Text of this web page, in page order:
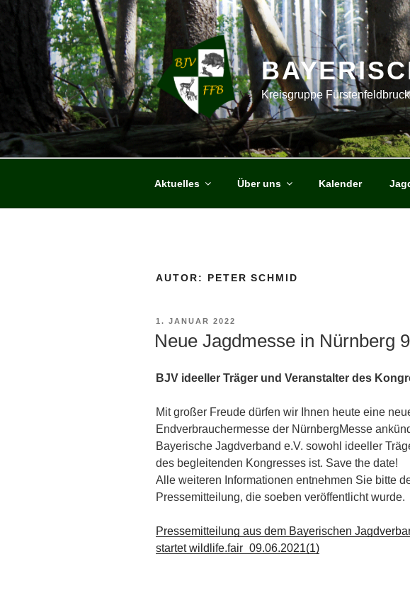
Zum
Inhalt
springen
Kreisgruppe
Aktuelles Über uns Kalender
AUTOR: PETER SCHMID
VERÖFFENTLICHT
1. JANUAR 2022
Neue Jagdmesse in Nürnberg
BJV ideeller Träger und Veranstalter des
Mit großer Freude dürfen wir Ihnen heute eine
Endverbrauchermesse der NürnbergMesse
Bayerische Jagdverband e.V. sowohl ideeller
des begleitenden Kongresses ist. Save the date!
Alle weiteren Informationen entnehmen Sie bitte
Pressemitteilung, die soeben veröffentlicht wurde.
Pressemitteilung aus dem Bayerischen
startet wildlife.fair_09.06.2021(1)